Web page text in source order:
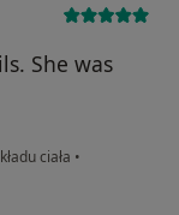
She was
ciała •